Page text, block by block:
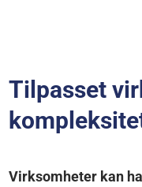
Tilpasset
Virksomheter kan